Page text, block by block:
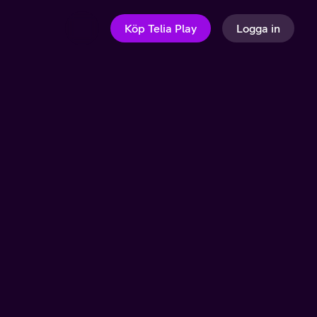
Köp Telia Play Logga in